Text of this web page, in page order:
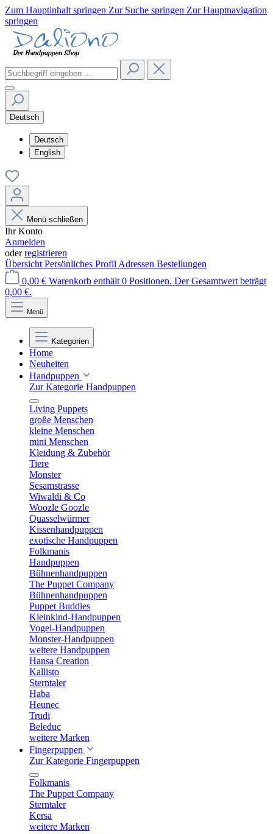
Zum Hauptinhalt springen Zur Suche springen Zur Hauptnavigation
springen
Deutsch
Deutsch
English
Menü schließen
Ihr Konto
Anmelden
oderregistrieren
Übersicht Persönliches Profil Adressen Bestellungen
0,00 € Warenkorb enthält 0 Positionen. Der Gesamtwert beträgt
0,00 €.
Menü
Kategorien
Home
Neuheiten
Handpuppen
Zur Kategorie Handpuppen
Living Puppets
große Menschen
kleine Menschen
mini Menschen
Kleidung & Zubehör
Tiere
Monster
Sesamstrasse
Wiwaldi & Co
Woozle Goozle
Quasselwürmer
Kissenhandpuppen
exotische Handpuppen
Folkmanis
Handpuppen
Bühnenhandpuppen
The Puppet Company
Bühnenhandpuppen
Puppet Buddies
Kleinkind-Handpuppen
Vogel-Handpuppen
Monster-Handpuppen
weitere Handpuppen
Hansa Creation
Kallisto
Sterntaler
Haba
Heunec
Trudi
Beleduc
weitere Marken
Fingerpuppen
Zur Kategorie Fingerpuppen
Folkmanis
The Puppet Company
Sterntaler
Kersa
weitere Marken